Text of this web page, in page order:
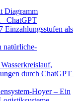
Diagramm
ChatGPT
Einzahlungsstufen als
natürliche-
durch ChatGPT
Hoyer – Ein